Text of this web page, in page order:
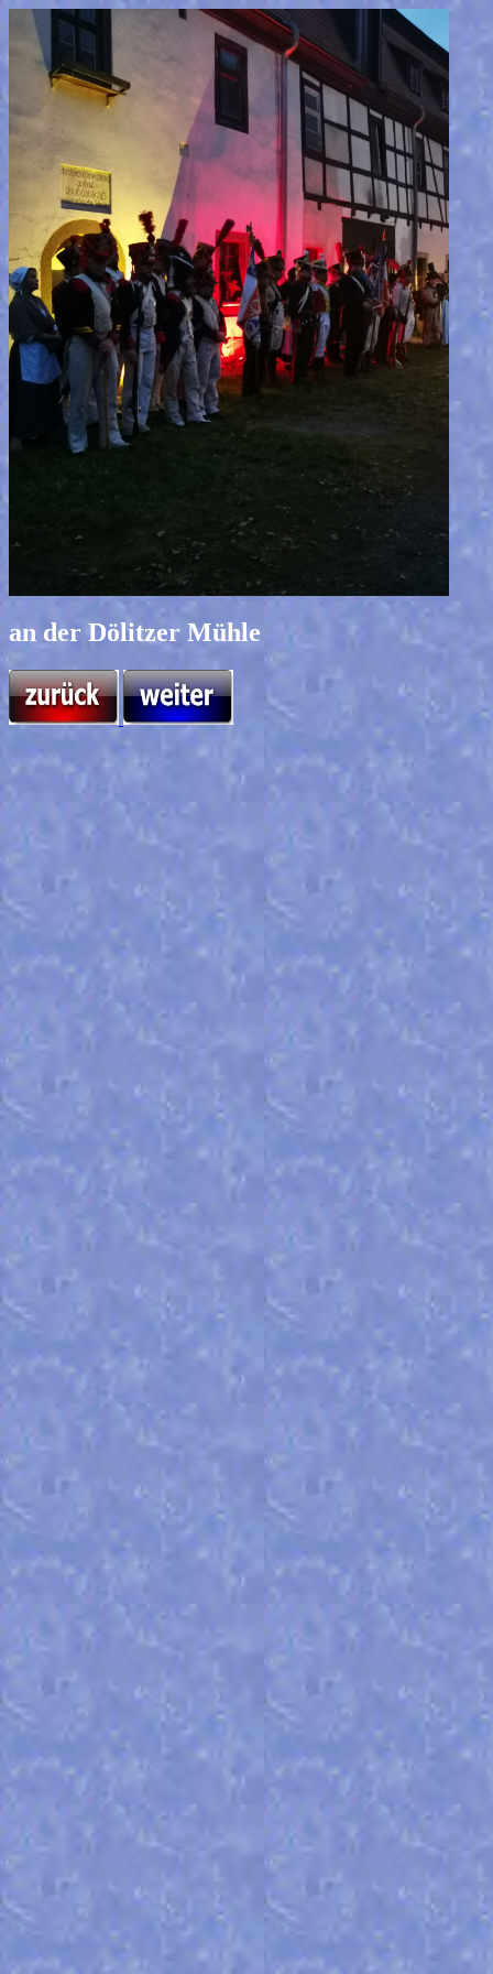
an der Dölitzer Mühle